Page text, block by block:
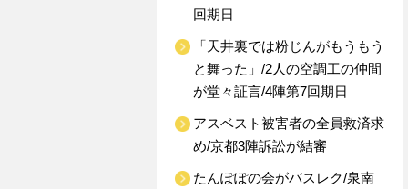
回期日
「天井裏では粉じんがもうもう
と舞った」/2人の空調工の仲間
が堂々証言/4陣第7回期日
アスベスト被害者の全員救済求
め/京都3陣訴訟が結審
たんぽぽの会がバスレク/泉南